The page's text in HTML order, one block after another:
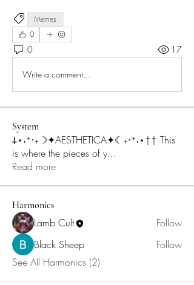
Memes
0
0 17
Write a comment...
System
𐕣⋆˖⁺‧₊☽✦︎AESTHETICA✦︎☾₊‧⁺˖⋆†† This
is where the pieces of y...
Read more
Harmonics
Lamb Cult
Follow
Black Sheep
Follow
See All Harmonics (2)